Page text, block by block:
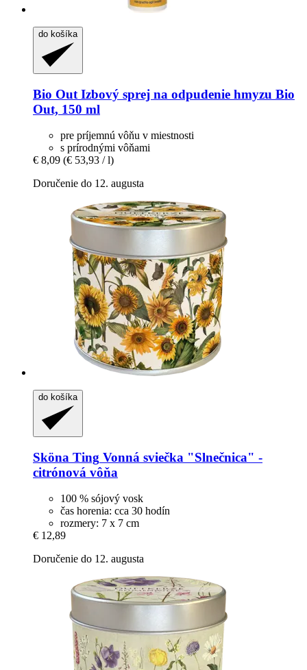
do košíka
Bio Out Izbový sprej na odpudenie hmyzu Bio
Out, 150 ml
pre príjemnú vôňu v miestnosti
s prírodnými vôňami
€ 8,09 (€ 53,93 / l)
Doručenie do 12. augusta
do košíka
Sköna Ting Vonná sviečka "Slnečnica" -​
citrónová vôňa
100 % sójový vosk
čas horenia: cca 30 hodín
rozmery: 7 x 7 cm
€ 12,89
Doručenie do 12. augusta